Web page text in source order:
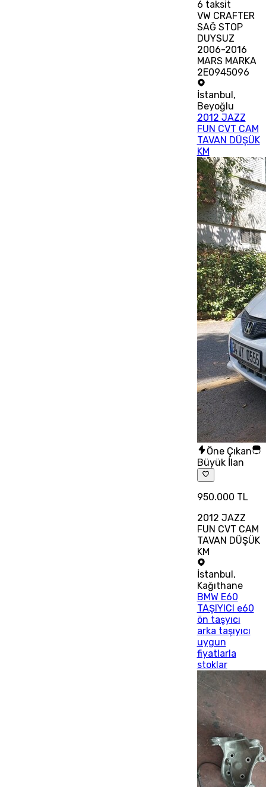
6 taksit
VW CRAFTER
SAĞ STOP
DUYSUZ
2006-2016
MARS MARKA
2E0945096
İstanbul ,
Beyoğlu
2012 JAZZ
FUN CVT CAM
TAVAN DÜŞÜK
KM
Öne Çıkan
Büyük İlan
950.000 TL
2012 JAZZ
FUN CVT CAM
TAVAN DÜŞÜK
KM
İstanbul,
Kağıthane
BMW E60
TAŞIYICI e60
ön taşyıcı
arka taşıyıcı
uygun
fiyatlarla
stoklar